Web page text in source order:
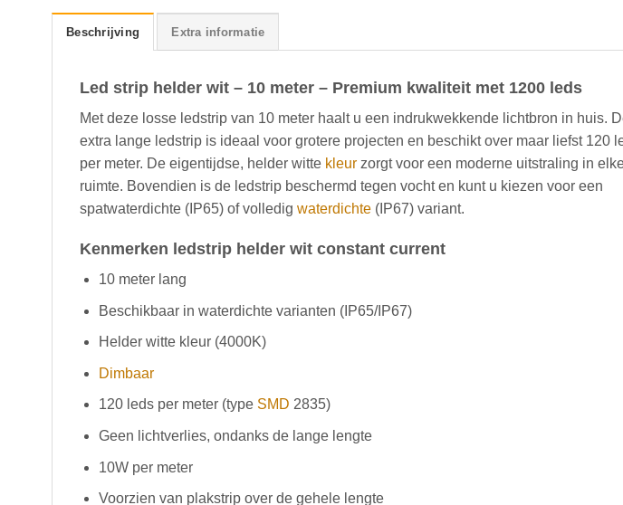
Beschrijving Extra informatie
Led strip helder wit – 10 meter – Premium kwaliteit met 1200 leds
Met deze losse ledstrip van 10 meter haalt u een indrukwekkende lichtbron in huis.
extra lange ledstrip is ideaal voor grotere projecten en beschikt over maar liefst 120
per meter. De eigentijdse, helder witte kleur zorgt voor een moderne uitstraling in
ruimte. Bovendien is de ledstrip beschermd tegen vocht en kunt u kiezen voor een
spatwaterdichte (IP65) of volledig waterdichte (IP67) variant.
Kenmerken ledstrip helder wit constant current
10 meter lang
Beschikbaar in waterdichte varianten (IP65/IP67)
Helder witte kleur (4000K)
Dimbaar
120 leds per meter (type SMD 2835)
Geen lichtverlies, ondanks de lange lengte
10W per meter
Voorzien van plakstrip over de gehele lengte